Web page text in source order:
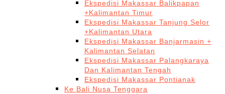
Ekspedisi Makassar Balikpapan
+Kalimantan Timur
Ekspedisi Makassar Tanjung Selor
+Kalimantan Utara
Ekspedisi Makassar Banjarmasin +
Kalimantan Selatan
Ekspedisi Makassar Palangkaraya
Dan Kalimantan Tengah
Ekspedisi Makassar Pontianak
Ke Bali Nusa Tenggara